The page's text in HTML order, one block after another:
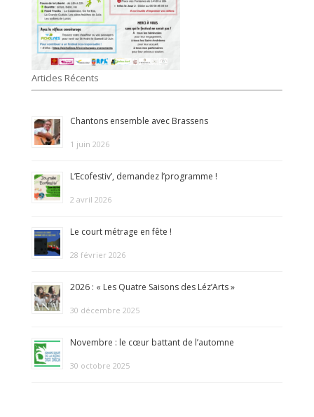
Articles Récents
Chantons ensemble avec Brassens
1 juin 2026
L’Ecofestiv’, demandez l’programme !
2 avril 2026
Le court métrage en fête !
28 février 2026
2026 : « Les Quatre Saisons des Léz’Arts »
30 décembre 2025
Novembre : le cœur battant de l’automne
30 octobre 2025